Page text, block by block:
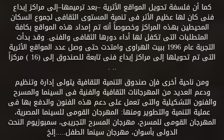
كما أن فلسفة تحويل المواقع الأثرية –بعد ترميمها–إلى مراكز إبداع
فنى كان لها عظيم الأثر فى تنمية المستوى الثقافى لجموع السكان
المحيطين بهذه المراكز وخصوصاً أنه تم إمداد هذه المواقع بكافة
المتطلبات التى تكفل لها أداء دورها الثقافى والفنى. وقد بدأت
التجربة عام 1996 ببيت الهراوى وامتدت حتى وصل عدد المواقع الأثرية
التى تم تحويلها إلى مراكز إبداع فنى تابعة للصندوق إلى (16 ) مركزاً
.. .
ومن ناحية أخرى فإن صندوق التنمية الثقافية يتولى إدارة وتنظيم
ودعم العديد من المهرجانات الثقافية والفنية فى السينما والمسرح
والفنون التشكيلية والتى تعمل على دعم هذه الفنون والدفع بها فى
عملية التنمية والتطوير ومنها: المهرجان القومى للسينما المصرية،
المهرجان القومى للمسرح، مهرجان المسرح التجريبى، سمبوزيوم النحت
الدولى بأسوان، مهرجان سينما الطفل.....إلخ